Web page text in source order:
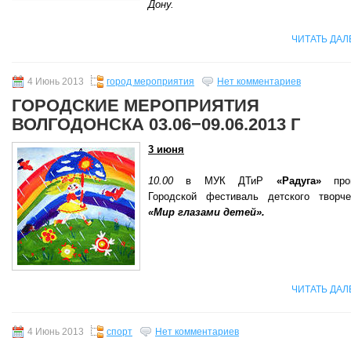
Дону.
ЧИТАТЬ
4 Июнь 2013 город мероприятия Нет комментариев
ГОРОДСКИЕ МЕРОПРИЯТИЯ
ВОЛГОДОНСКА 03.06−09.06.2013 Г
3 июня
10.00в МУК ДТиР «Радуга»
Городской фестиваль детского
«Мир глазами детей».
ЧИТАТЬ
4 Июнь 2013 спорт Нет комментариев